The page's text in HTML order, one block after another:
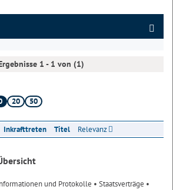
1 - 1 von (1)
20 50
Inkrafttreten Titel Relevanz
und Protokolle • Staatsverträge •